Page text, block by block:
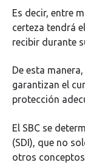
Es decir, entre
certeza tendrá
recibir durante
De esta
garantizan el
protección
El SBC se
(SDI), que no
otros